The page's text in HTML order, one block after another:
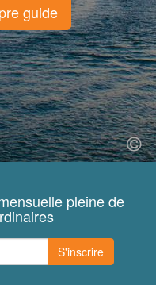
guide
pleine de
S'inscrire